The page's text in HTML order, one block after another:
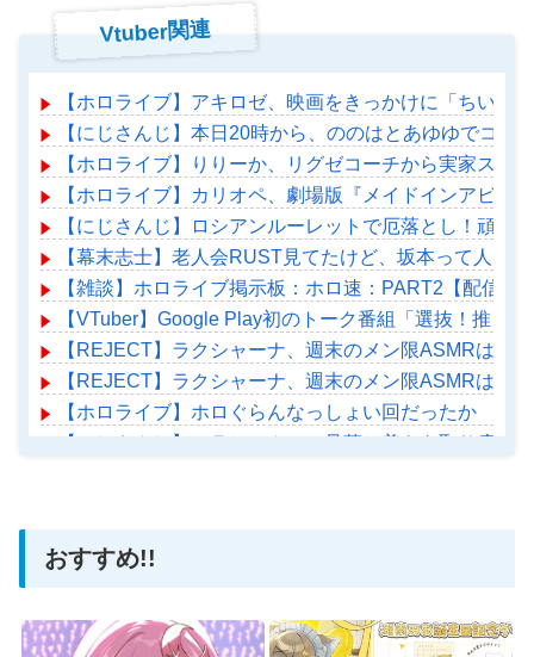
Vtuber関連
【ホロライブ】アキロゼ、映画をきっかけに「ちい
【にじさんじ】本日20時から、ののはとあゆゆでコラ
【ホロライブ】りりーか、リグゼコーチから実家ス
【ホロライブ】カリオペ、劇場版『メイドインアビス
【にじさんじ】ロシアンルーレットで厄落とし！頑
【幕末志士】老人会RUST見てたけど、坂本って人と
【雑談】ホロライブ掲示板：ホロ速：PART2【配信実
【VTuber】Google Play初のトーク番組「選抜！推し
【REJECT】ラクシャーナ、週末のメン限ASMRはこ
【REJECT】ラクシャーナ、週末のメン限ASMRはこ
【ホロライブ】ホロぐらんなっしょい回だったか
【にじさんじ】セラちゃん、一旦落ち着きを取り戻し
おすすめ!!